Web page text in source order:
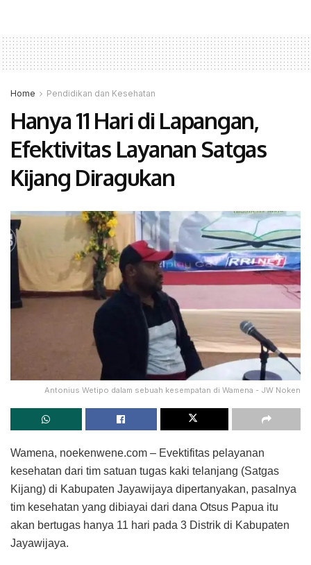
Home Pendidikan dan Kesehatan
Hanya 11 Hari di Lapangan,
Efektivitas Layanan Satgas
Kijang Diragukan
Antonius Wetipo dalam sebuah kesempatan di Wamena - JW Noken
Wamena, noekenwene.com – Evektifitas pelayanan
kesehatan dari tim satuan tugas kaki telanjang (Satgas
Kijang) di Kabupaten Jayawijaya dipertanyakan, pasalnya
tim kesehatan yang dibiayai dari dana Otsus Papua itu
akan bertugas hanya 11 hari pada 3 Distrik di Kabupaten
Jayawijaya.